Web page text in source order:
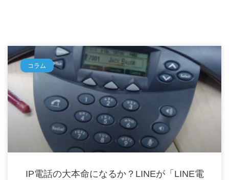
コラム
IP電話の大本命になるか？LINEが「LINE電